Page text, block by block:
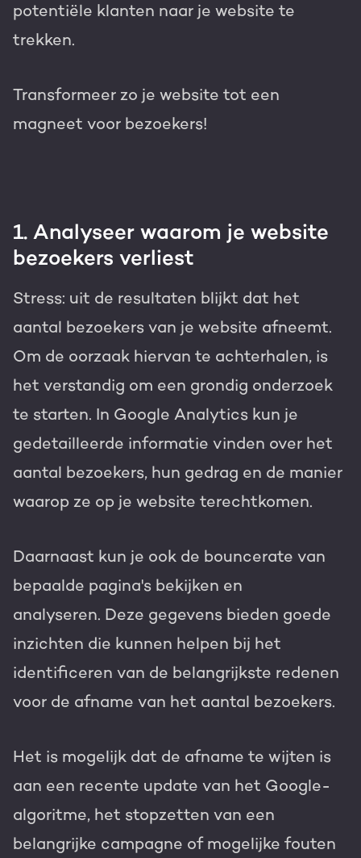
potentiële klanten naar je website te
trekken.
Transformeer zo je website tot een
magneet voor bezoekers!
1. Analyseer waarom je website
bezoekers verliest
Stress: uit de resultaten blijkt dat het
aantal bezoekers van je website afneemt.
Om de oorzaak hiervan te achterhalen, is
het verstandig om een grondig onderzoek
te starten. In Google Analytics kun je
gedetailleerde informatie vinden over het
aantal bezoekers, hun gedrag en de manier
waarop ze op je website terechtkomen.
Daarnaast kun je ook de bouncerate van
bepaalde pagina's bekijken en
analyseren. Deze gegevens bieden goede
inzichten die kunnen helpen bij het
identificeren van de belangrijkste redenen
voor de afname van het aantal bezoekers.
Het is mogelijk dat de afname te wijten is
aan een recente update van het Google-
algoritme, het stopzetten van een
belangrijke campagne of mogelijke fouten